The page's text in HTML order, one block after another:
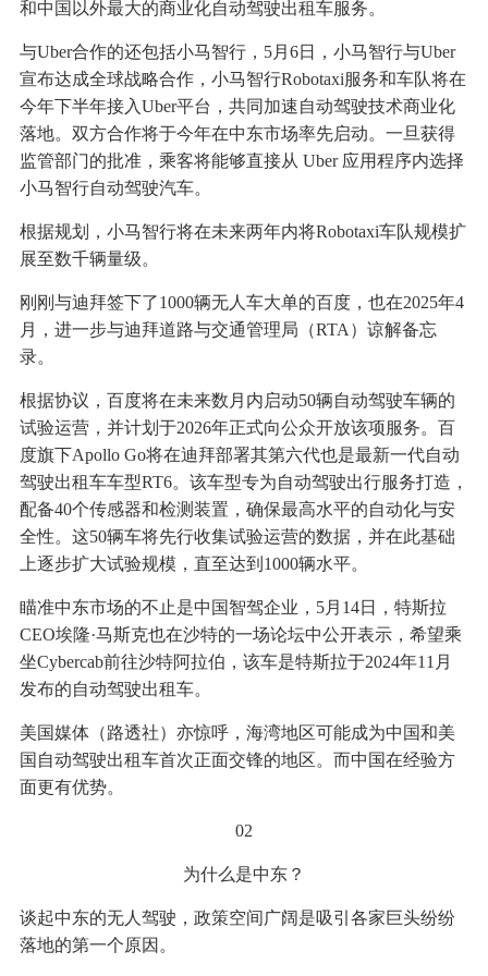
和中国以外最大的商业化自动驾驶出租车服务。
与Uber合作的还包括小马智行，5月6日，小马智行与Uber
宣布达成全球战略合作，小马智行Robotaxi服务和车队将在
今年下半年接入Uber平台，共同加速自动驾驶技术商业化
落地。双方合作将于今年在中东市场率先启动。一旦获得
监管部门的批准，乘客将能够直接从 Uber 应用程序内选择
小马智行自动驾驶汽车。
根据规划，小马智行将在未来两年内将Robotaxi车队规模扩
展至数千辆量级。
刚刚与迪拜签下了1000辆无人车大单的百度，也在2025年4
月，进一步与迪拜道路与交通管理局（RTA）谅解备忘
录。
根据协议，百度将在未来数月内启动50辆自动驾驶车辆的
试验运营，并计划于2026年正式向公众开放该项服务。百
度旗下Apollo Go将在迪拜部署其第六代也是最新一代自动
驾驶出租车车型RT6。该车型专为自动驾驶出行服务打造，
配备40个传感器和检测装置，确保最高水平的自动化与安
全性。这50辆车将先行收集试验运营的数据，并在此基础
上逐步扩大试验规模，直至达到1000辆水平。
瞄准中东市场的不止是中国智驾企业，5月14日，特斯拉
CEO埃隆·马斯克也在沙特的一场论坛中公开表示，希望乘
坐Cybercab前往沙特阿拉伯，该车是特斯拉于2024年11月
发布的自动驾驶出租车。
美国媒体（路透社）亦惊呼，海湾地区可能成为中国和美
国自动驾驶出租车首次正面交锋的地区。而中国在经验方
面更有优势。
02
为什么是中东？
谈起中东的无人驾驶，政策空间广阔是吸引各家巨头纷纷
落地的第一个原因。